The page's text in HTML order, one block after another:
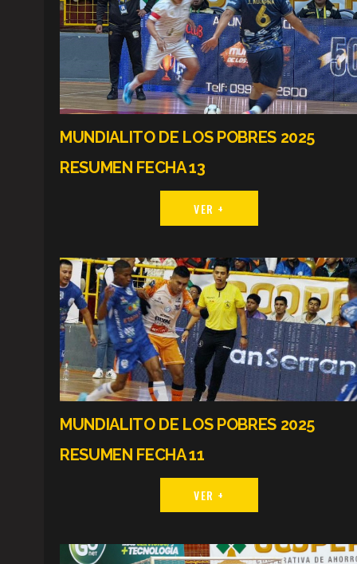
MUNDIALITO DE LOS POBRES 2025
RESUMEN FECHA 13
VER +
MUNDIALITO DE LOS POBRES 2025
RESUMEN FECHA 11
VER +